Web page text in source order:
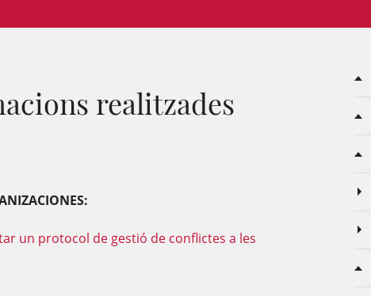
realitzades
un protocol de gestió de conflictes a les